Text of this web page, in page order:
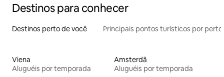
Destinos para conhecer
Destinos perto de você Principais pontos turísticos por perto
Viena
Aluguéis por temporada
Amsterdã
Aluguéis por temporada